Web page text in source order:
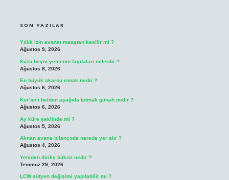
SON YAZILAR
Yıllık izin avansı maaştan kesilir mi ?
Ağustos 9, 2026
Kuzu beyni yemenin faydaları nelerdir ?
Ağustos 8, 2026
En büyük akarsu ırmak nedir ?
Ağustos 6, 2026
Kur’an’ı belden aşağıda tutmak günah mıdır ?
Ağustos 6, 2026
Ay küre şeklinde mi ?
Ağustos 5, 2026
Alınan avans bilançoda nerede yer alır ?
Ağustos 4, 2026
Yeniden diriliş bitkisi nedir ?
Temmuz 29, 2026
LCW sütyen değişimi yapılabilir mi ?